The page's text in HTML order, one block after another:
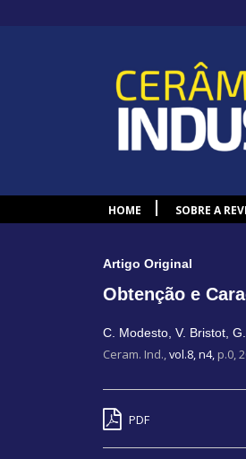
HOME SOBRE A
Artigo Original
Obtenção e
C. Modesto ,V. Bristot ,
Ceram. Ind.,vol.8, n4, p.0,
PDF